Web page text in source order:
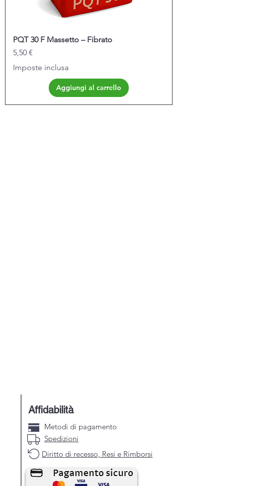
PQT 30 F Massetto – Fibrato
Prezzo
5,50 €
Imposte inclusa
Aggiungi al carrello
Affidabilità
Metodi di pagamento
Spedizioni
Diritto di recesso, Resi e Rimborsi